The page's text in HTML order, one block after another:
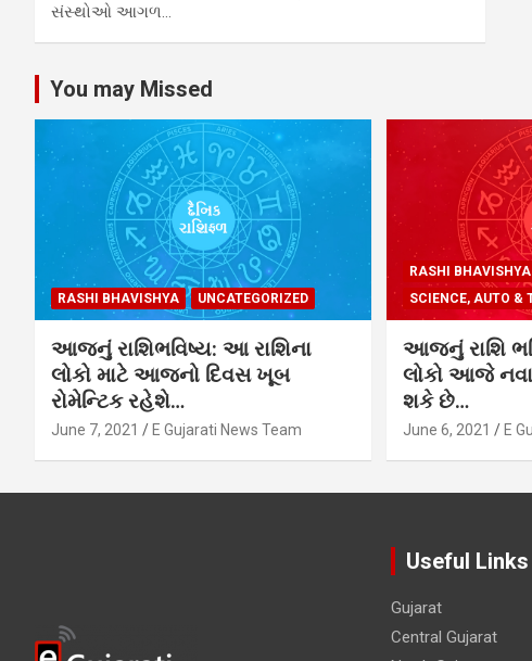
સંસ્થોઓ આગળ…
You may Missed
RASHI BHAVISHYA UNCATEGORIZED
આજનું રાશિભવિષ્ય: આ રાશિના
લોકો માટે આજનો દિવસ ખૂબ
રોમેન્ટિક રહેશે…
June 7, 2021 E Gujarati News Team
RASHI BHAVISHYA
SCIENCE, AUTO &
આજનું રાશિ
લોકો આજે નવા
શકે છે…
June 6, 2021 E
Useful Links
Gujarat
Central Gujarat